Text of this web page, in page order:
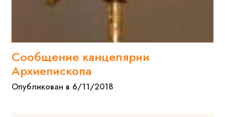
Сообщение канцелярии
Архиепископа
Опубликован в 6/11/2018